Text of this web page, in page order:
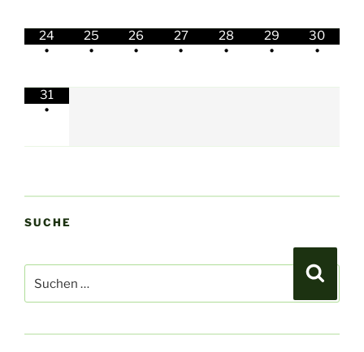
24
•
25
•
26
•
27
•
28
•
29
•
30
•
31
•
SUCHE
Suchen
nach: